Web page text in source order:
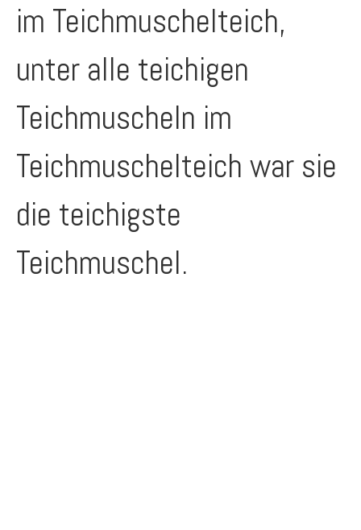
im Teichmuschelteich,
unter alle teichigen
Teichmuscheln im
Teichmuschelteich war sie
die teichigste
Teichmuschel.